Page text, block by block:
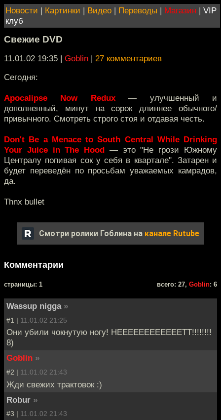
Новости | Картинки | Видео | Переводы | Магазин | VIP
клуб
Свежие DVD
11.01.02 19:35 | Goblin | 27 комментариев
Сегодня:
Apocalipse Now Redux— улучшенный и
дополненный, минут на сорок длиннее обычного/
привычного. Смотреть строго стоя и отдавая честь.
Don't Be a Menace to South Central While Drinking
Your Juice in The Hood — это "Не грози Южному
Централу попивая сок у себя в квартале". Затарен и
будет переведён по просьбам уважаемых камрадов,
да.
Thnx bullet
Смотри ролики Гоблина на канале Rutube
Комментарии
cтраницы: 1 всего: 27, Goblin: 6
Wassup nigga »
#1 | 11.01.02 21:25
Они убили чокнутую ногу! НЕЕЕЕЕЕЕЕЕЕЕЕТТ!!!!!!!!
8)
Goblin »
#2 | 11.01.02 21:43
Жди свежих трактовок :)
Robur »
#3 | 11.01.02 21:43